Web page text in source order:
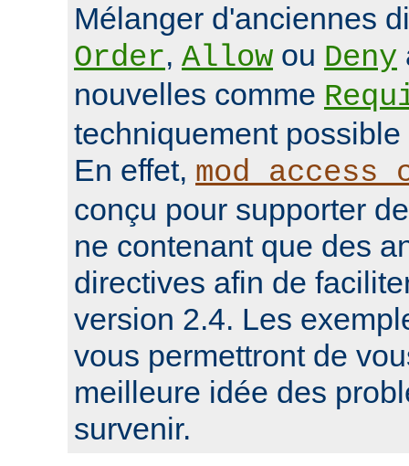
Mélanger d'anciennes
Order, Allow ou Deny
nouvelles comme
techniquement
En effet,
conçu pour supporter
ne contenant que des
directives afin de
version 2.4. Les
vous permettront de
meilleure idée des
survenir.